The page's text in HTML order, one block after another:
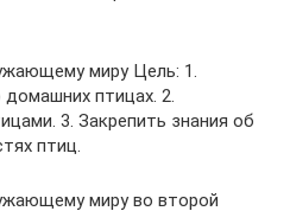
миру Цель: 1.
птицах. 2.
3. Закрепить знания об
птиц.
миру во второй